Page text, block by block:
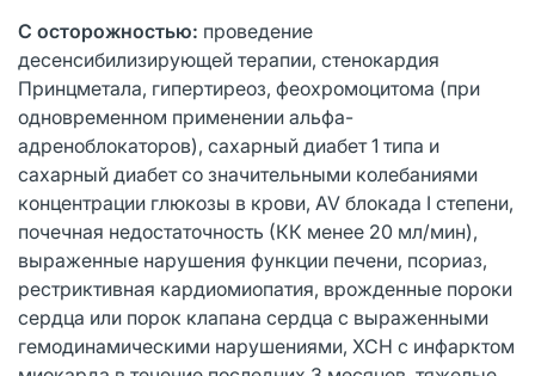
С осторожностью: проведение
десенсибилизирующей терапии, стенокардия
Принцметала, гипертиреоз, феохромоцитома (при
одновременном применении альфа-
адреноблокаторов), сахарный диабет 1 типа и
сахарный диабет со значительными колебаниями
концентрации глюкозы в крови, AV блокада I степени,
почечная недостаточность (КК менее 20 мл/мин),
выраженные нарушения функции печени, псориаз,
рестриктивная кардиомиопатия, врожденные пороки
сердца или порок клапана сердца с выраженными
гемодинамическими нарушениями, ХСН с инфарктом